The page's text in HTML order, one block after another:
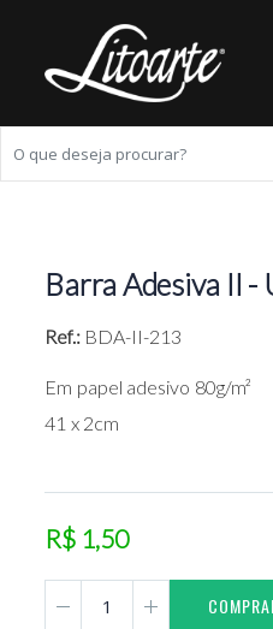
Barra Adesiva II -
Ref.: BDA-II-213
Em papel adesivo 80g/m²
41 x 2cm
R$ 1,50